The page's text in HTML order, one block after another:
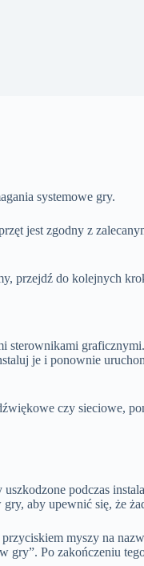
systemowe gry.
jest zgodny z
przejdź do kolejnych
sterownikami
je i ponownie
czy sieciowe,
podczas
aby upewnić się, że
myszy na
Po zakończeniu